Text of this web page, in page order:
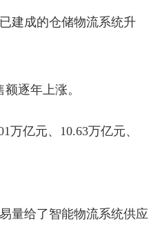
建成的仓储物流系统升
逐年上涨。
万亿元、10.63万亿元、
量给了智能物流系统供应